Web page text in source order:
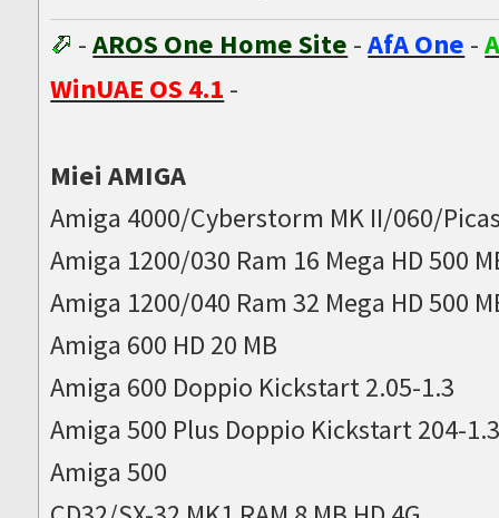
-AROS One Home Site -AfA One -
WinUAE OS 4.1 -
Miei AMIGA
Amiga 4000/Cyberstorm MK II/060/
Amiga 1200/030 Ram 16 Mega HD 500
Amiga 1200/040 Ram 32 Mega HD 500
Amiga 600 HD 20 MB
Amiga 600 Doppio Kickstart 2.05-1.3
Amiga 500 Plus Doppio Kickstart 204-
Amiga 500